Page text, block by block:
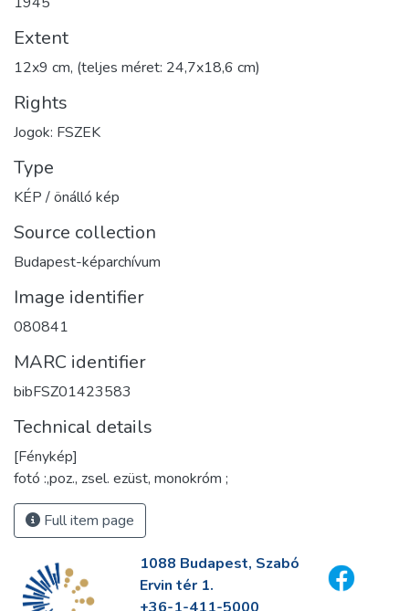
Extent
12x9 cm, (teljes méret: 24,7x18,6 cm)
Rights
Jogok: FSZEK
Type
KÉP / önálló kép
Source collection
Budapest-képarchívum
Image identifier
080841
MARC identifier
bibFSZ01423583
Technical details
[Fénykép]
fotó :,poz., zsel. ezüst, monokróm ;
Full item page
1088 Budapest, Szabó
Ervin tér 1.